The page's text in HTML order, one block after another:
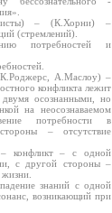
– (К.Хорни) –
(стремлений).
потребностей и
А.Маслоу) –
конфликта лежит
осознанными, но
на неосознаваемом
потребности в
– отсутствие
конфликт – с одной
с другой стороны –
знаний с одной
возникающий при